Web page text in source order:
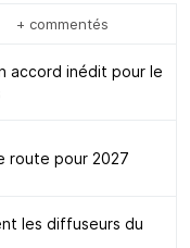
+ commentés
accord inédit pour le
route pour 2027
les diffuseurs du